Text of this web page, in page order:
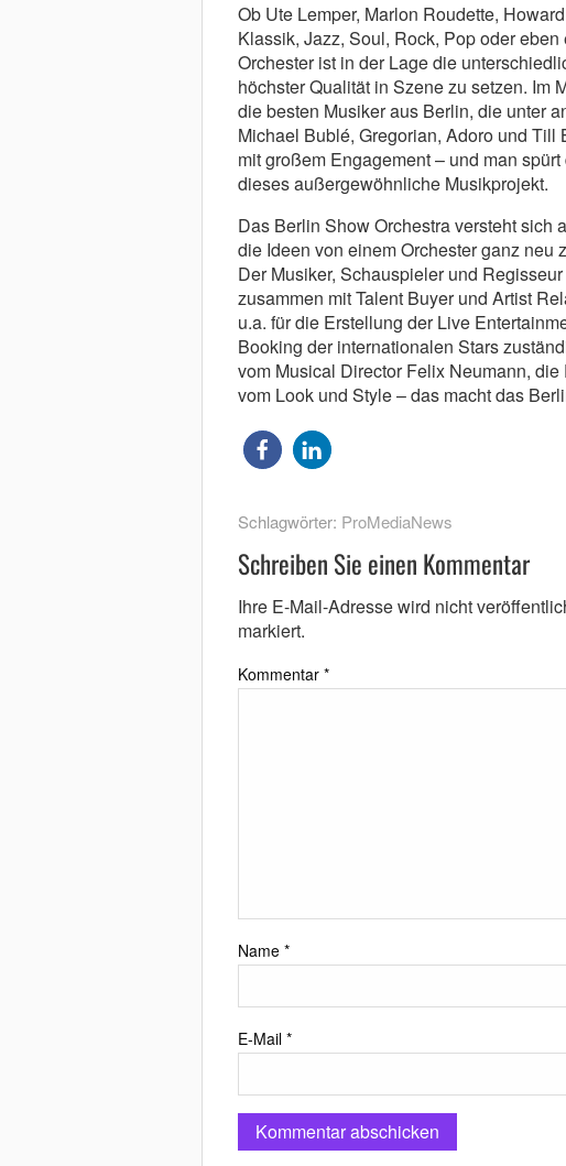
Ob Ute Lemper, Marlon Roudette,
Klassik, Jazz, Soul, Rock, Pop oder
Orchester ist in der Lage die
höchster Qualität in Szene zu setzen. Im
die besten Musiker aus Berlin, die unter
Michael Bublé, Gregorian, Adoro und
mit großem Engagement – und man
dieses außergewöhnliche Musikprojekt.
Das Berlin Show Orchestra versteht sich
die Ideen von einem Orchester ganz neu
Der Musiker, Schauspieler und
zusammen mit Talent Buyer und Artist
u.a. für die Erstellung der Live
Booking der internationalen Stars
vom Musical Director Felix Neumann,
vom Look und Style – das macht das
Schlagwörter: ProMediaNews
Schreiben Sie einen Kommentar
Ihre E-Mail-Adresse wird nicht
markiert.
Kommentar *
Name *
E-Mail *